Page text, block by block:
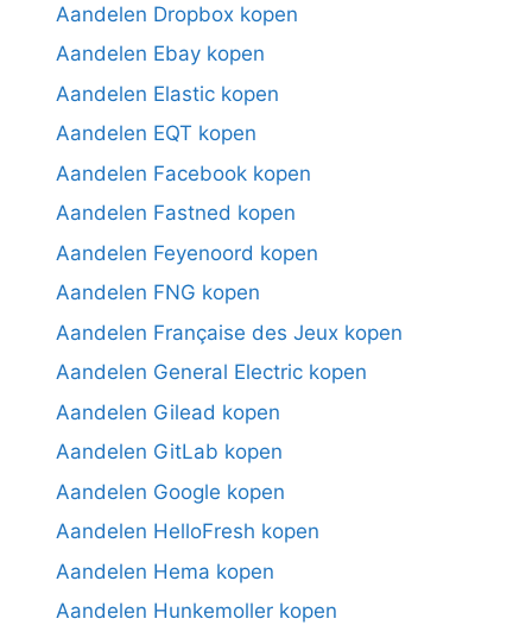
Aandelen Dropbox kopen
Aandelen Ebay kopen
Aandelen Elastic kopen
Aandelen EQT kopen
Aandelen Facebook kopen
Aandelen Fastned kopen
Aandelen Feyenoord kopen
Aandelen FNG kopen
Aandelen Française des Jeux kopen
Aandelen General Electric kopen
Aandelen Gilead kopen
Aandelen GitLab kopen
Aandelen Google kopen
Aandelen HelloFresh kopen
Aandelen Hema kopen
Aandelen Hunkemoller kopen